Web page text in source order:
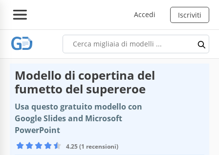
Accedi Iscriviti
Modello di copertina del
fumetto del supereroe
Usa questo gratuito modello con
Google Slides and Microsoft
PowerPoint
4.25 (1 recensioni)